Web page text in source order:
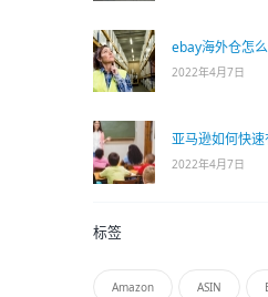
ebay海外仓怎
2022年4月7日
亚马逊如何快
2022年4月7日
标签
Amazon ASIN